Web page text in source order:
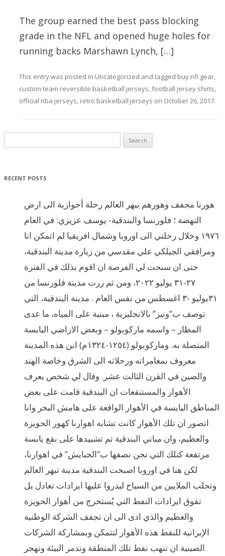
The group earned the best pass blocking
grade in the NFL and opened huge holes for
running backs Marshawn Lynch, […]
This entry was posted in Uncategorized and tagged buy nfl gear,
custom team reversible basketball jerseys,football jersey shirts,
official nba jerseys, retro basketball jerseys on October 26, 2017.
RECENT POSTS
هورنا مجفف وهورهم يبهر العالم رحلة أحوازية الى ارض
النهضة ؛ فلورنسا والبندقية- يوسف عزيزي: في العام
١٩٧٦ وخلال رحلتي الى اوروبا وشمال افريقيا لم اتمكن انا
ومرافقي الجيلكي علي مقدسي من زيارة مدينة البندقية،
حتى ان سنحت لي الفرصة ان اقوم بذلك في الفترة
٢٧-٣١ يوليو ٢٠٢٢، ومن ثم زرت مدينة فلورنسا من
٣١يوليو -٣ اغسطس من نفس العام . مدينة البندقية، التي
توصف ب”ونيز” بالانجليزية ، مبنية على المياه، ما عدى
المطار – واسمه ماركوبولو – وبعض الاراضي اليابسة
المتصلة به. وماركوبولو (١٢٥٤-١٣٢٤م) ابن هذه المدينة
معروف بمغامراته ورحلاته الى الشرق وخاصة الهند
والصين في القرن الثالث عشر. وقال لي شخص يعرف
الأهوار والمستنقعات ان البندقية قامت على بعض
المناطق اليابسة في الأهوار الواقعة على هامش البحر وانا
اتصور ان تلك الأهوار كانت تشابه اهوارنا كهور الحويزة
والعظيم، وان مباني البندقية تم تشييدها على بقع يابسة
مرتفعة كتلك التي نحن نصفها ب”الجبايش” في اهوارنا،
لكن هنا في اوروبا اصبحت البندقية مدينة تبهر العالم
وتجلب الملايين من السياح ليدروا عليها ايرادات تعادل بل
تفوق ايرادات النفط التي يُستخرج من أهوار الحويزة
والعظيم والذي ادى الى ان تجفف الشركة الوطنية
الإيرانية للنفط هذه الأهوار لتتمكن وبمشاركة الشركات
الصينية ان تنهب نفط تلك المنطقة وتدمر البيئة وتهجر